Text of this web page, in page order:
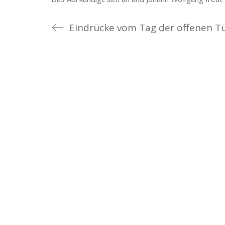
Eindrücke vom Tag der offenen